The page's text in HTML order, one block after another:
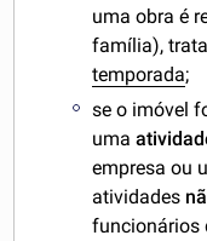
uma obra é
família),
temporada;
se o imóvel
uma
empresa ou
atividades
funcionários